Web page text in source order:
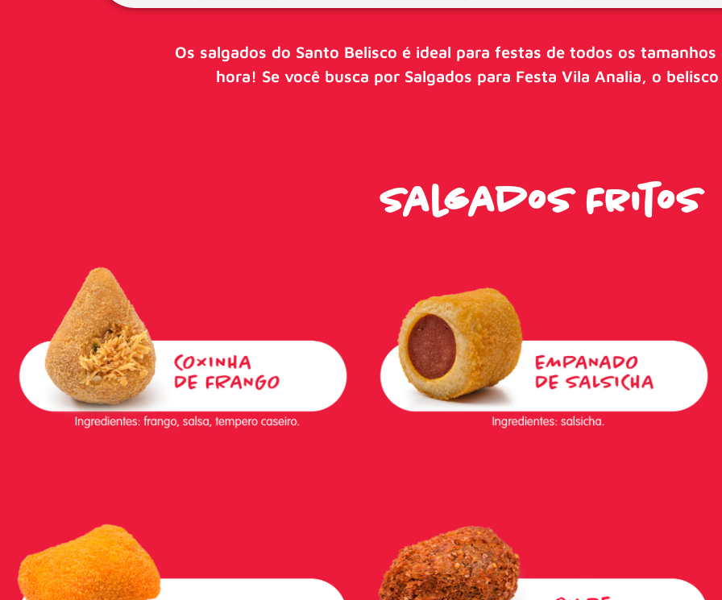
Os salgados do Santo Belisco é ideal para festas de todos os
hora! Se você busca por Salgados para Festa Vila Analia, o
Salgados Fritos